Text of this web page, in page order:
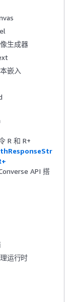
生成器
嵌入
R 和 R+
API 搭
运行时